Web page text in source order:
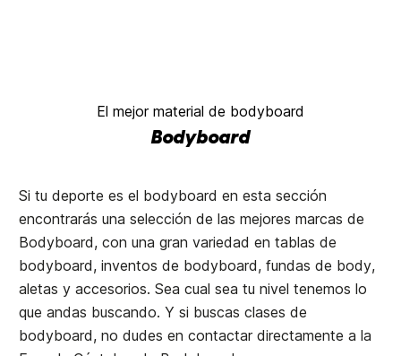
El mejor material de bodyboard
Bodyboard
Si tu deporte es el bodyboard en esta sección
encontrarás una selección de las mejores marcas de
Bodyboard, con una gran variedad en tablas de
bodyboard, inventos de bodyboard, fundas de body,
aletas y accesorios. Sea cual sea tu nivel tenemos lo
que andas buscando. Y si buscas clases de
bodyboard, no dudes en contactar directamente a la